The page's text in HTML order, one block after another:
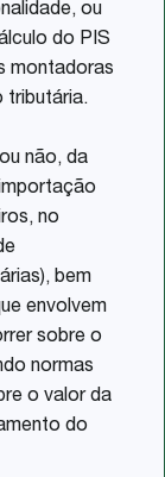
ou
do PIS
montadoras
tributária.
não, da
no
bem
envolvem
sobre o
normas
o valor da
do